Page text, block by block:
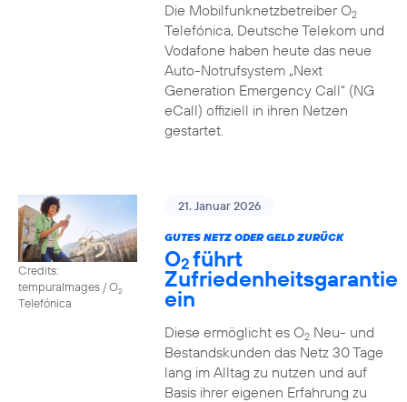
Die Mobilfunknetzbetreiber O2
Telefónica, Deutsche Telekom und
Vodafone haben heute das neue
Auto-Notrufsystem „Next
Generation Emergency Call“ (NG
eCall) offiziell in ihren Netzen
gestartet.
Credits:
tempuraImages / O2
Telefónica
21. Januar 2026
GUTES NETZ ODER GELD ZURÜCK
O2führt
Zufriedenheitsgarantie
ein
Diese ermöglicht es O2Neu- und
Bestandskunden das Netz 30 Tage
lang im Alltag zu nutzen und auf
Basis ihrer eigenen Erfahrung zu